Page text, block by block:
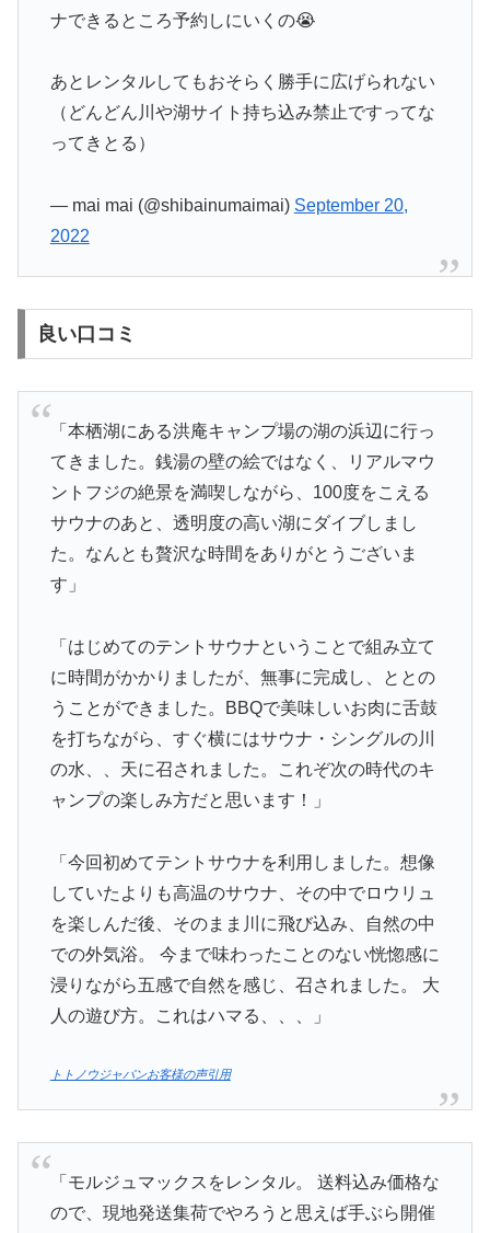
ナできるところ予約しにいくの😭
あとレンタルしてもおそらく勝手に広げられない
（どんどん川や湖サイト持ち込み禁止ですってな
ってきとる）
— mai mai (@shibainumaimai) September 20,
2022
良い口コミ
「本栖湖にある洪庵キャンプ場の湖の浜辺に行っ
てきました。銭湯の壁の絵ではなく、リアルマウ
ントフジの絶景を満喫しながら、100度をこえる
サウナのあと、透明度の高い湖にダイブしまし
た。なんとも贅沢な時間をありがとうございま
す」
「はじめてのテントサウナということで組み立て
に時間がかかりましたが、無事に完成し、ととの
うことができました。BBQで美味しいお肉に舌鼓
を打ちながら、すぐ横にはサウナ・シングルの川
の水、、天に召されました。これぞ次の時代のキ
ャンプの楽しみ方だと思います！」
「今回初めてテントサウナを利用しました。想像
していたよりも高温のサウナ、その中でロウリュ
を楽しんだ後、そのまま川に飛び込み、自然の中
での外気浴。 今まで味わったことのない恍惚感に
浸りながら五感で自然を感じ、召されました。 大
人の遊び方。これはハマる、、、」
トトノウジャパンお客様の声引用
「モルジュマックスをレンタル。 送料込み価格な
ので、現地発送集荷でやろうと思えば手ぶら開催